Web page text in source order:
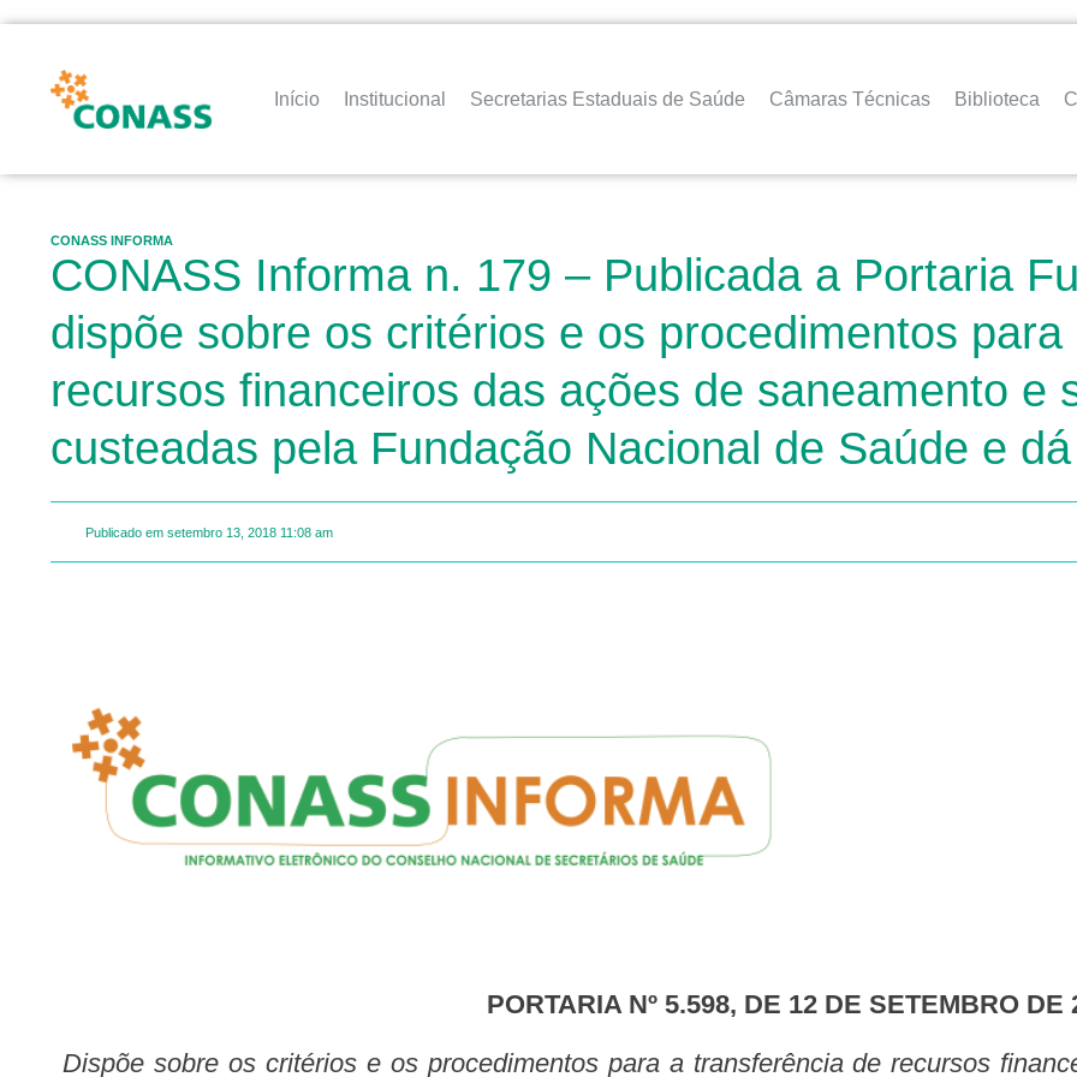
Início Institucional Secretarias Estaduais de Saúde Câmaras Técnicas Biblioteca
CONASS INFORMA
CONASS Informa n. 179 – Publicada a Portaria
dispõe sobre os critérios e os procedimentos
recursos financeiros das ações de saneamento e
custeadas pela Fundação Nacional de Saúde e
Publicado em setembro 13, 2018 11:08 am
PORTARIA Nº 5.598, DE 12 DE SETEMBRO DE
Dispõe sobre os critérios e os procedimentos para a transferência de recursos financeiros das ações de saneamento e saúde